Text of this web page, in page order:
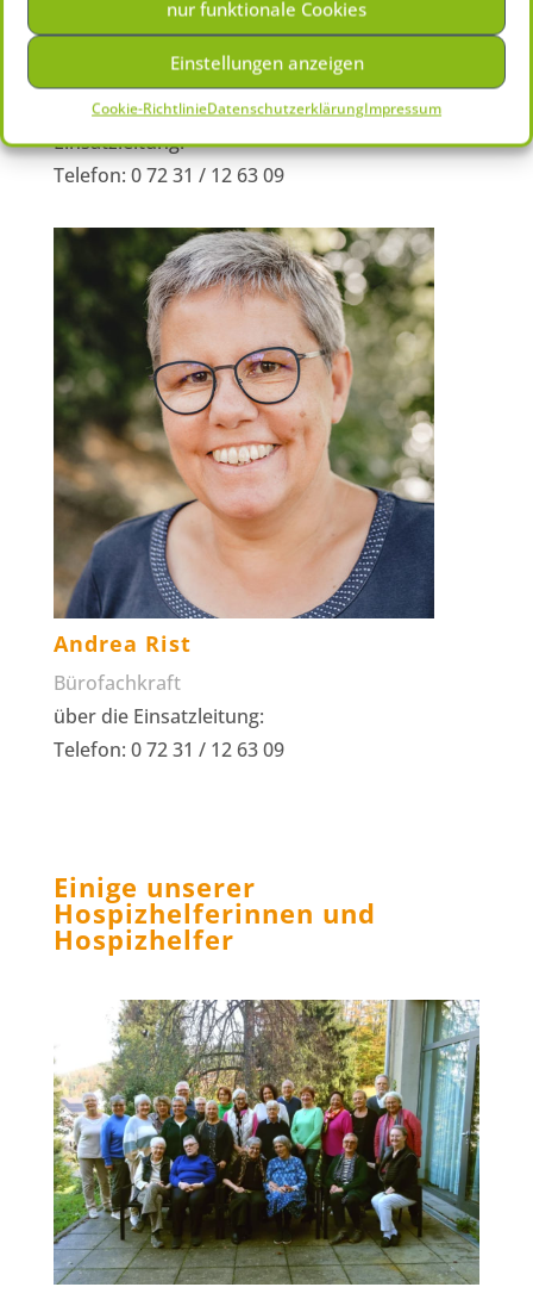
nur funktionale Cookies
Einstellungen anzeigen
Cookie-RichtlinieDatenschutzerklärungImpressum
Koordinatorin
Einsatzleitung:
Telefon: 0 72 31 / 12 63 09
Andrea Rist
Bürofachkraft
über die Einsatzleitung:
Telefon: 0 72 31 / 12 63 09
Einige unserer
Hospizhelferinnen und
Hospizhelfer